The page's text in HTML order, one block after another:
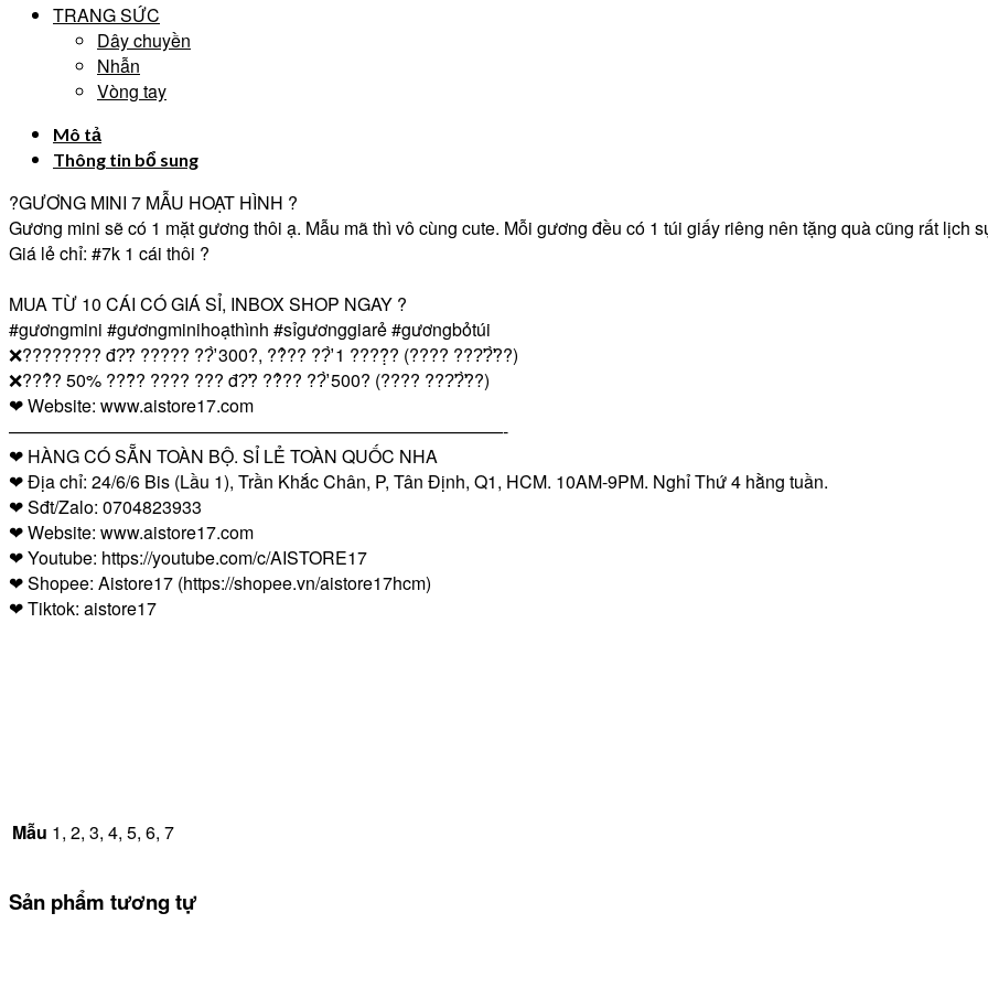
TRANG SỨC
Dây chuyền
Nhẫn
Vòng tay
Mô tả
Thông tin bổ sung
?GƯƠNG MINI 7 MẪU HOẠT HÌNH ?
Gương mini sẽ có 1 mặt gương thôi ạ. Mẫu mã thì vô cùng cute. Mỗi gương đều có 1 túi giấy riêng nên tặng quà cũng rất lịch
Giá lẻ chỉ: #7k 1 cái thôi ?
MUA TỪ 10 CÁI CÓ GIÁ SỈ, INBOX SHOP NGAY ?
#gươngmini #gươngminihoạthình #sỉgươnggiarẻ#gươngbỏtúi
❌???????? đ?̛? ????? ??̛̀ 300?, ??̉?? ??̛̀ 1 ????̣̂? (???? ???̛?̛̀??)
❌???̉? 50% ???̂̀? ???? ??? đ?̛? ??̉?? ??̛̀ 500? (???? ???̛?̛̀??)
❤ Website: www.aistore17.com
————————————————————————————-
❤ HÀNG CÓ SẴN TOÀN BỘ. SỈ LẺ TOÀN QUỐC NHA
❤ Địa chỉ: 24/6/6 Bis (Lầu 1), Trần Khắc Chân, P, Tân Định, Q1, HCM. 10AM-9PM. Nghỉ Thứ 4 hằng tuần.
❤ Sđt/Zalo: 0704823933
❤ Website: www.aistore17.com
❤ Youtube: https://youtube.com/c/AISTORE17
❤ Shopee: Aistore17 (https://shopee.vn/aistore17hcm)
❤ Tiktok: aistore17
Mẫu 1, 2, 3, 4, 5, 6, 7
Sản phẩm tương tự